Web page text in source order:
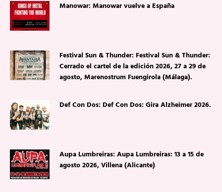
Manowar: Manowar vuelve a España
Festival Sun & Thunder: Festival Sun & Thunder:
Cerrado el cartel de la edición 2026, 27 a 29 de
agosto, Marenostrum Fuengirola (Málaga).
Def Con Dos: Def Con Dos: Gira Alzheimer 2026.
Aupa Lumbreiras: Aupa Lumbreiras: 13 a 15 de
agosto 2026, Villena (Alicante)